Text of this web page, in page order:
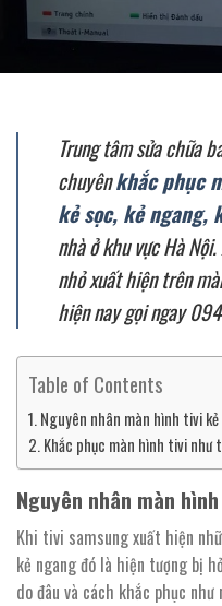
Trung tâm sửa chữa
chuyênkhắc phục
kẻ sọc, kẻ ngang,
nhà ở khu vực Hà
nhỏ xuất hiện trên
hiện nay gọi ngay
Table of Contents
Nguyên nhân màn hình tivi
Khắc phục màn hình tivi như
Nguyên nhân màn
Khi tivi samsung xuất hiện
kẻ ngang đó là hiện tượng bị
do đâu và cách khắc phục